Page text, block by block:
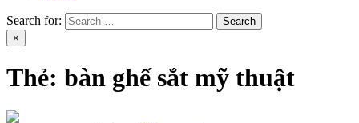
Search for:
×
Thẻ: bàn ghế sắt mỹ thuật